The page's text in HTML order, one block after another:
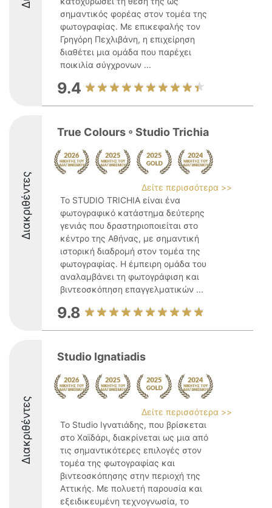
σημαντικός φορέας στον τομέα της
φωτογραφίας. Με επικεφαλής τον
Γρηγόρη Πεχλιβάνη, η επιχείρηση
διαθέτει μια ομάδα που παρέχει
ποικιλία σύγχρονων ...
9.4
Διακριθέντες
True Colours ◦ Studio Trichia
Δείτε περισσότερα >>
Το STUDIO TRICHIA είναι ένα
φωτογραφικό κατάστημα δεύτερης
γενιάς που δραστηριοποιείται στο
κέντρο της Αθήνας, με σημαντική
ιστορική διαδρομή στον τομέα της
φωτογραφίας. Η έμπειρη ομάδα του
αναλαμβάνει τη φωτογράφιση και
βιντεοσκόπηση επαγγελματικών ...
9.8
Διακριθέντες
Studio Ignatiadis
Δείτε περισσότερα >>
Το Studio Ιγνατιάδης, που βρίσκεται
στο Χαϊδάρι, διακρίνεται ως μια από
τις σημαντικότερες επιλογές στον
τομέα της φωτογραφίας και
βιντεοσκόπησης στην περιοχή της
Αττικής. Με πολυετή παρουσία και
εξειδικευμένη τεχνογνωσία, το